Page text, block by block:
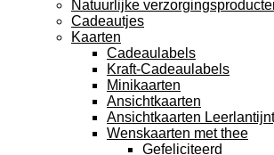
Natuurlijke
Cadeautjes
Kaarten
Cadeaulabels
Kraft-Cadeaulabels
Minikaarten
Ansichtkaarten
Ansichtkaarten
Wenskaarten met thee
Gefeliciteerd